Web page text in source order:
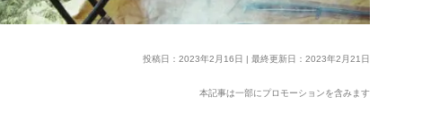
投稿日：2023年2月16日 | 最終更新日：2023年2月21日
本記事は一部にプロモーションを含みます